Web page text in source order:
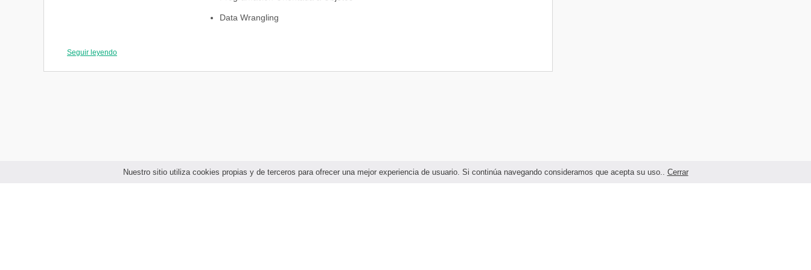
Nuestro sitio utiliza cookies propias y de terceros para ofrecer una mejor experiencia de usuario. Si continúa navegando consideramos que acepta su uso.. Cerrar
Data Wrangling
Transformación de Datos
Seguir leyendo